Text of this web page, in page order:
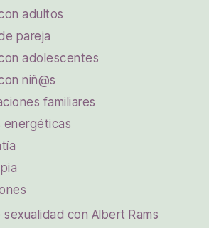
adultos
pareja
adolescentes
niñ@s
familiares
energéticas
sexualidad con Albert Rams